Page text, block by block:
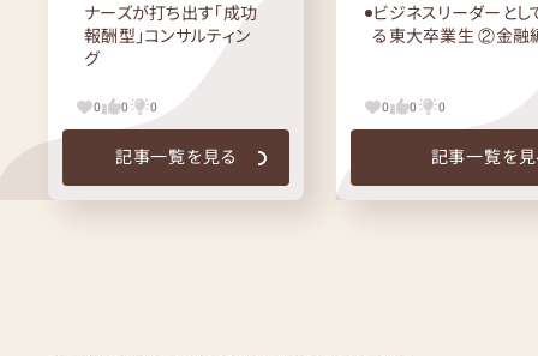
ナーズが打ち出す「成功
報酬型」コンサルティン
グ
0 0 0
記事一覧を見る
ビジネスリーダーとし
る東大卒業生 ②金融
0 0 0
記事一覧を